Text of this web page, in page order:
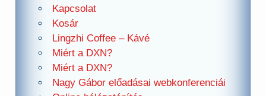
Kapcsolat
Kosár
Lingzhi Coffee – Kávé
Miért a DXN?
Miért a DXN?
Nagy Gábor előadásai webkonferenciái